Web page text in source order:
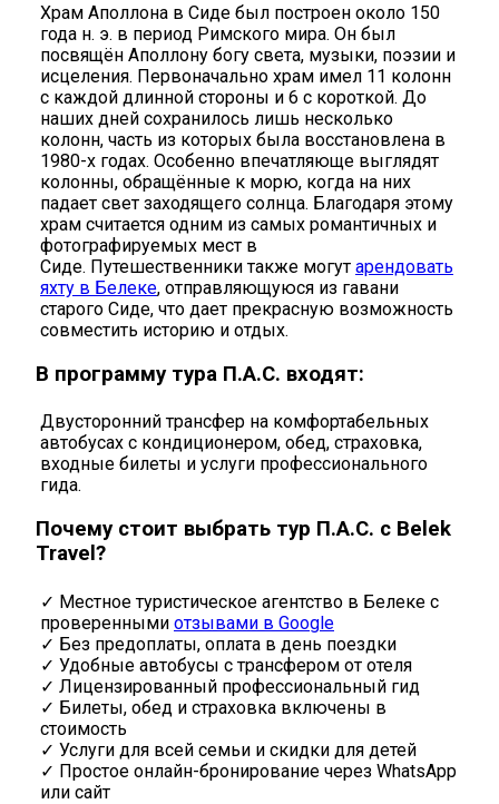
Храм Аполлона в Сиде был построен около 150
года н. э. в период Римского мира. Он был
посвящён Аполлону богу света, музыки, поэзии и
исцеления. Первоначально храм имел 11 колонн
с каждой длинной стороны и 6 с короткой. До
наших дней сохранилось лишь несколько
колонн, часть из которых была восстановлена в
1980-х годах. Особенно впечатляюще выглядят
колонны, обращённые к морю, когда на них
падает свет заходящего солнца. Благодаря этому
храм считается одним из самых романтичных и
фотографируемых мест в
Сиде. Путешественники также могут арендовать
яхту в Белеке, отправляющуюся из гавани
старого Сиде, что дает прекрасную возможность
совместить историю и отдых.
В программу тура П.А.С. входят:
Двусторонний трансфер на комфортабельных
автобусах с кондиционером, обед, страховка,
входные билеты и услуги профессионального
гида.
Почему стоит выбрать тур П.А.С. с Belek
Travel?
✓ Местное туристическое агентство в Белеке с
проверенными отзывами в Google
✓ Без предоплаты, оплата в день поездки
✓ Удобные автобусы с трансфером от отеля
✓ Лицензированный профессиональный гид
✓ Билеты, обед и страховка включены в
стоимость
✓ Услуги для всей семьи и скидки для детей
✓ Простое онлайн-бронирование через WhatsApp
или сайт